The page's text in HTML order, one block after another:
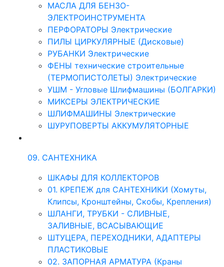
МАСЛА ДЛЯ БЕНЗО-
ЭЛЕКТРОИНСТРУМЕНТА
ПЕРФОРАТОРЫ Электрические
ПИЛЫ ЦИРКУЛЯРНЫЕ (Дисковые)
РУБАНКИ Электрические
ФЕНЫ технические строительные
(ТЕРМОПИСТОЛЕТЫ) Электрические
УШМ - Угловые Шлифмашины (БОЛГАРКИ)
МИКСЕРЫ ЭЛЕКТРИЧЕСКИЕ
ШЛИФМАШИНЫ Электрические
ШУРУПОВЕРТЫ АККУМУЛЯТОРНЫЕ
09. САНТЕХНИКА
ШКАФЫ ДЛЯ КОЛЛЕКТОРОВ
01. КРЕПЕЖ для САНТЕХНИКИ (Хомуты,
Клипсы, Кронштейны, Скобы, Крепления)
ШЛАНГИ, ТРУБКИ - СЛИВНЫЕ,
ЗАЛИВНЫЕ, ВСАСЫВАЮЩИЕ
ШТУЦЕРА, ПЕРЕХОДНИКИ, АДАПТЕРЫ
ПЛАСТИКОВЫЕ
02. ЗАПОРНАЯ АРМАТУРА (Краны